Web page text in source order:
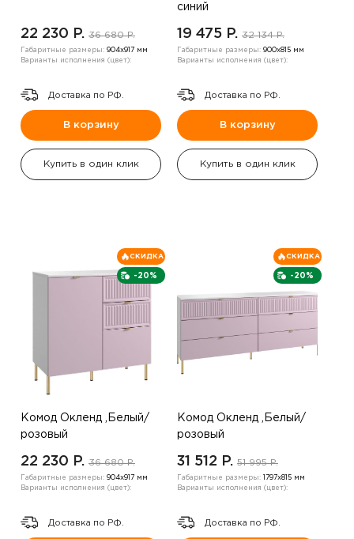
22 230 P. 36 680 P.
Габаритные размеры: 904х917 мм
Варианты исполнения (цвет):
Доставка по РФ.
В корзину
Купить в один клик
синий
19 475 P. 32 134 P.
Габаритные размеры: 900х815 мм
Варианты исполнения (цвет):
Доставка по РФ.
В корзину
Купить в один клик
-20%
СКИДКА
Комод Окленд ,Белый/
розовый
22 230 P. 36 680 P.
Габаритные размеры: 904х917 мм
Варианты исполнения (цвет):
Доставка по РФ.
-20%
СКИДКА
Комод Окленд ,Белый/
розовый
31 512 P. 51 995 P.
Габаритные размеры:
1797х815 мм
Варианты исполнения (цвет):
Доставка по РФ.